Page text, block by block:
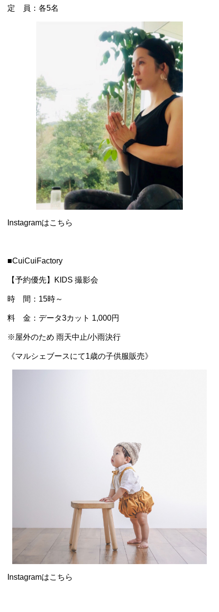
定 員：各5名
Instagramはこちら
■CuiCuiFactory
【予約優先】KIDS 撮影会
時 間：15時～
料 金：データ3カット 1,000円
※屋外のため 雨天中止/小雨決行
《マルシェブースにて1歳の子供服販売》
Instagramはこちら